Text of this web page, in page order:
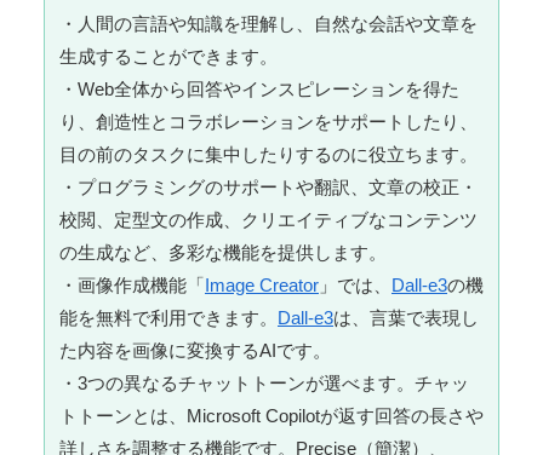
・人間の言語や知識を理解し、自然な会話や文章を
生成することができます。
・Web全体から回答やインスピレーションを得た
り、創造性とコラボレーションをサポートしたり、
目の前のタスクに集中したりするのに役立ちます。
・プログラミングのサポートや翻訳、文章の校正・
校閲、定型文の作成、クリエイティブなコンテンツ
の生成など、多彩な機能を提供します。
・画像作成機能「Image Creator 」では、 Dall-e3の機
能を無料で利用できます。 Dall-e3は、言葉で表現し
た内容を画像に変換するAIです。
・3つの異なるチャットトーンが選べます。チャッ
トトーンとは、Microsoft Copilotが返す回答の長さや
詳しさを調整する機能です。Precise（簡潔）、